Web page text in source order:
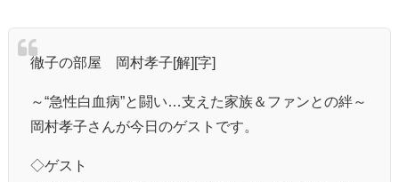
徹子の部屋 岡村孝子[解][字]
～“急性白血病”と闘い…支えた家族＆ファンとの絆～
岡村孝子さんが今日のゲストです。
◇ゲスト